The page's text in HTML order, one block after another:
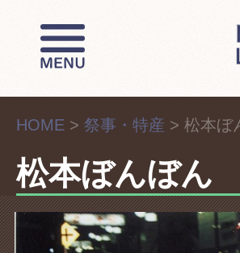
HOME > 祭事・特産 > 松本ぼ
松本ぼんぼん